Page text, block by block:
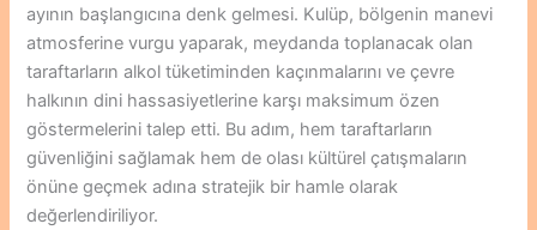
ayının başlangıcına denk gelmesi. Kulüp, bölgenin manevi
atmosferine vurgu yaparak, meydanda toplanacak olan
taraftarların alkol tüketiminden kaçınmalarını ve çevre
halkının dini hassasiyetlerine karşı maksimum özen
göstermelerini talep etti. Bu adım, hem taraftarların
güvenliğini sağlamak hem de olası kültürel çatışmaların
önüne geçmek adına stratejik bir hamle olarak
değerlendiriliyor.